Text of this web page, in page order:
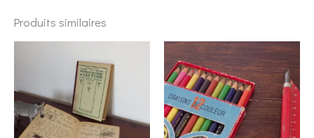
Produits similaires